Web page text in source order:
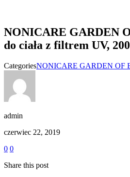
NONICARE GARDEN
do ciała z filtrem UV,
CategoriesNONICARE GARDEN OF
admin
czerwiec 22, 2019
0 0
Share this post